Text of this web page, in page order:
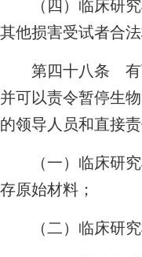
（四）临床研究
其他损害受试者合法
第四十八条 有下
并可以责令暂停生
的领导人员和直接
（一）临床研究
存原始材料；
（二）临床研究